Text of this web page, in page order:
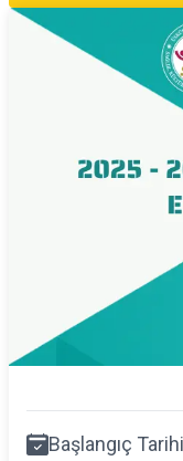
Başlangıç